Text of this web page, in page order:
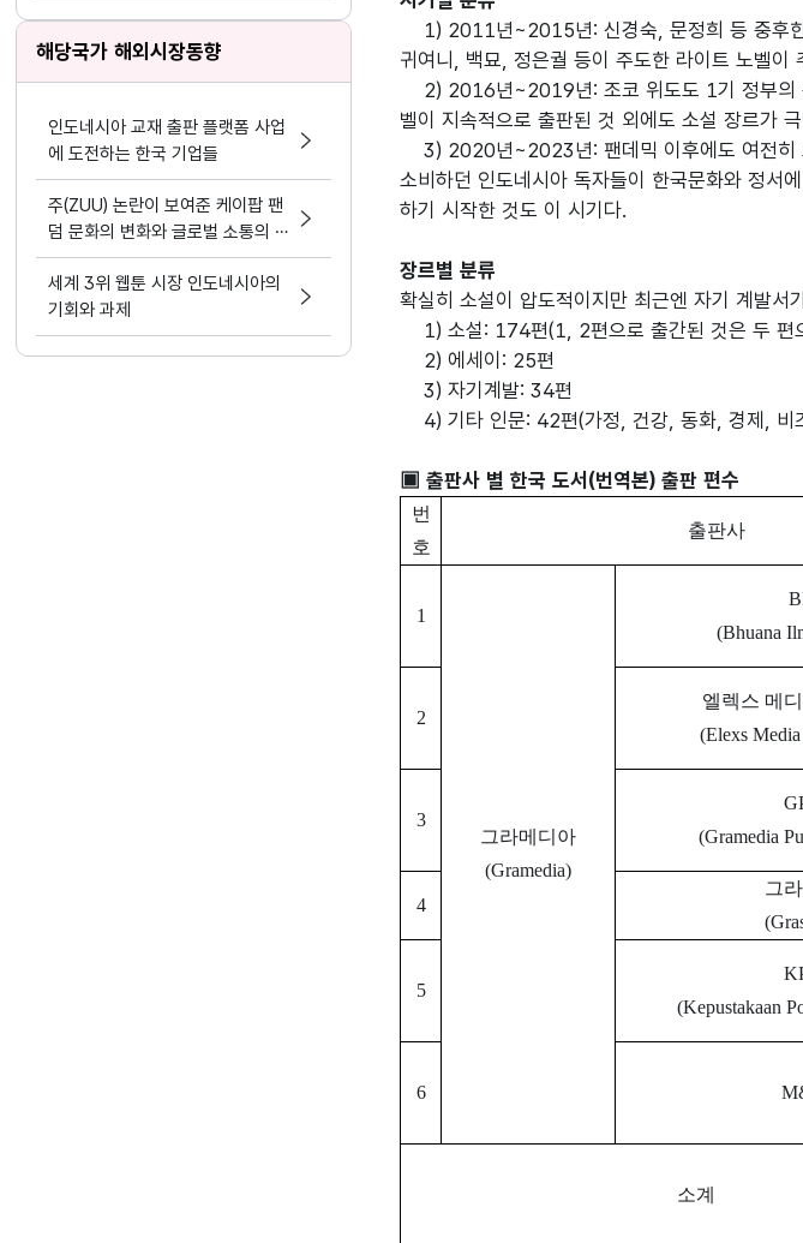
츠 전문인력 양성센터' 개소
해당국가 해외시장동향
인도네시아 교재 출판 플랫폼 사업
에 도전하는 한국 기업들
주(ZUU) 논란이 보여준 케이팝 팬
덤 문화의 변화와 글로벌 소통의 필
요성
세계 3위 웹툰 시장 인도네시아의
기회와 과제
귀여니, 백묘, 정은궐 등이 주도한 라이트 노벨이
벨이 지속적으로 출판된 것 외에도 소설 장르가
    3) 2020년~2023년: 팬데믹 이후에도 여전히 소설이 대세를 이루었지만 자기 계발서 비중이 획기적으로 증가했다. 한국 도서를 한류의 일부로
소비하던 인도네시아 독자들이 한국문화와 정서
하기 시작한 것도 이 시기다.
장르별 분류
확실히 소설이 압도적이지만 최근엔 자기 계발
    3) 자기계발: 34편
▣ 출판사 별 한국 도서(번역본) 출판 편수
번
호
출판사
1
그라메디아
(Gramedia)
(Bhuana
2
엘렉스 메
(Elexs
3
(Gramedia
4
그
5
(Kepustakaan
6
소계